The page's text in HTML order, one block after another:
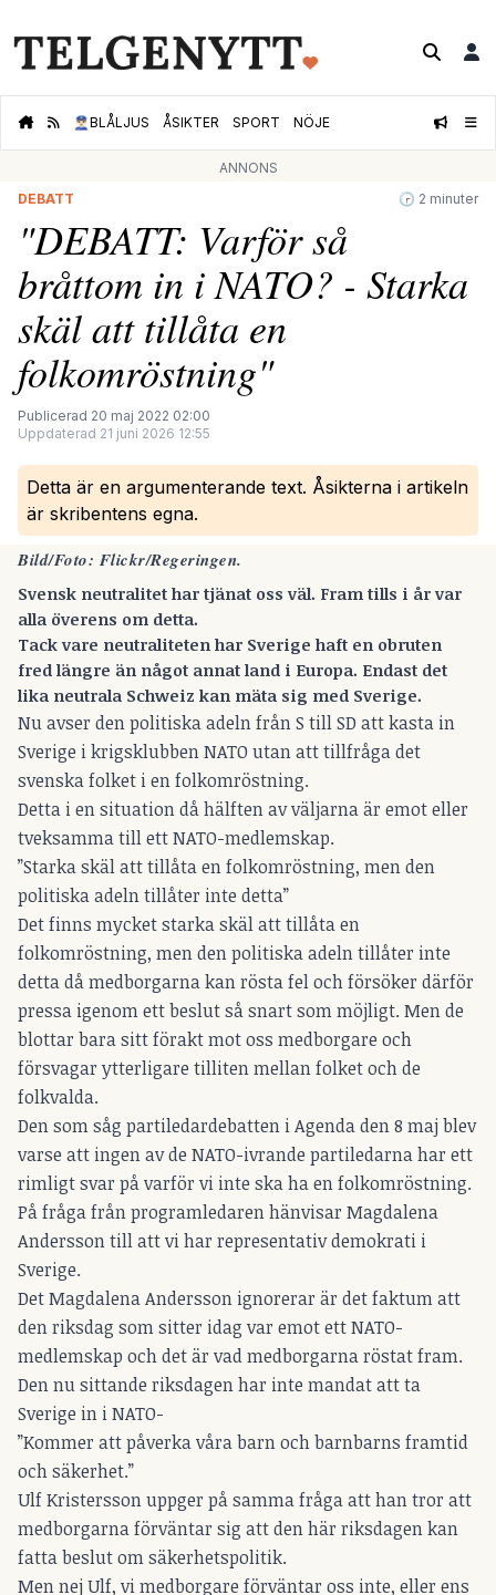
👮🏻‍♂️BLÅLJUS ÅSIKTER SPORT NÖJE
ANNONS
DEBATT
🕝 2 minuter
"DEBATT: Varför så
bråttom in i NATO? - Starka
skäl att tillåta en
folkomröstning"
Publicerad 20 maj 2022 02:00
Uppdaterad 21 juni 2026 12:55
Detta är en argumenterande text. Åsikterna i artikeln
är skribentens egna.
Bild/Foto: Flickr/Regeringen.
Svensk neutralitet har tjänat oss väl. Fram tills i år var
alla överens om detta.
Tack vare neutraliteten har Sverige haft en obruten
fred längre än något annat land i Europa. Endast det
lika neutrala Schweiz kan mäta sig med Sverige.
Nu avser den politiska adeln från S till SD att kasta in
Sverige i krigsklubben NATO utan att tillfråga det
svenska folket i en folkomröstning.
Detta i en situation då hälften av väljarna är emot eller
tveksamma till ett NATO-medlemskap.
”Starka skäl att tillåta en folkomröstning, men den
politiska adeln tillåter inte detta”
Det finns mycket starka skäl att tillåta en
folkomröstning, men den politiska adeln tillåter inte
detta då medborgarna kan rösta fel och försöker därför
pressa igenom ett beslut så snart som möjligt. Men de
blottar bara sitt förakt mot oss medborgare och
försvagar ytterligare tilliten mellan folket och de
folkvalda.
Den som såg partiledardebatten i Agenda den 8 maj blev
varse att ingen av de NATO-ivrande partiledarna har ett
rimligt svar på varför vi inte ska ha en folkomröstning.
På fråga från programledaren hänvisar Magdalena
Andersson till att vi har representativ demokrati i
Sverige.
Det Magdalena Andersson ignorerar är det faktum att
den riksdag som sitter idag var emot ett NATO-
medlemskap och det är vad medborgarna röstat fram.
Den nu sittande riksdagen har inte mandat att ta
Sverige in i NATO-
”Kommer att påverka våra barn och barnbarns framtid
och säkerhet.”
Ulf Kristersson uppger på samma fråga att han tror att
medborgarna förväntar sig att den här riksdagen kan
fatta beslut om säkerhetspolitik.
Men nej Ulf, vi medborgare förväntar oss inte, eller ens